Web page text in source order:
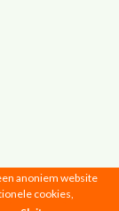
anoniem website
cookies,